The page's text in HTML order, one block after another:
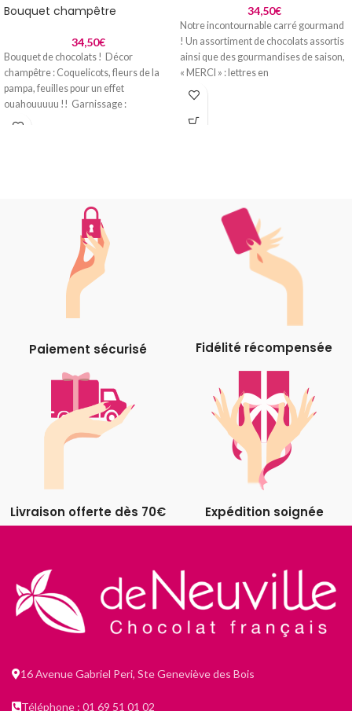
Bouquet champêtre
34,50€
Bouquet de chocolats ! Décor
champêtre : Coquelicots, fleurs de la
pampa, feuilles pour un effet
ouahouuuuu !! Garnissage :
34,50€
Notre incontournable carré gourmand
! Un assortiment de chocolats assortis
ainsi que des gourmandises de saison,
« MERCI » : lettres en
Paiement sécurisé Fidélité récompensée
Livraison offerte dès 70€ Expédition soignée
16 Avenue Gabriel Peri, Ste Geneviève des Bois
Téléphone : 01 69 51 01 02